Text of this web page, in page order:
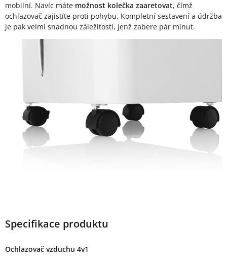
mobilní. Navíc máte možnost kolečka zaaretovat, čímž
ochlazovač zajistíte proti pohybu. Kompletní sestavení a údržba
je pak velmi snadnou záležitostí, jenž zabere pár minut.
Specifikace produktu
Ochlazovač vzduchu 4v1